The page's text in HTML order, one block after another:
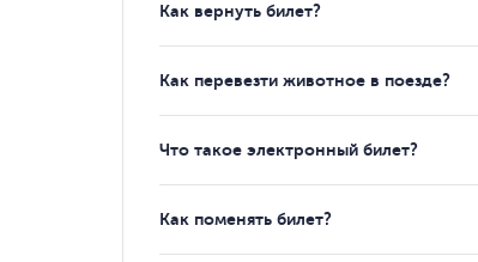
Как вернуть билет?
Как перевезти животное в поезде?
Что такое электронный билет?
Как поменять билет?